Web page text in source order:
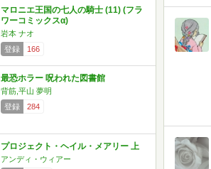
マロニエ王国の七人の騎士 (11) (フラ
ワーコミックスα)
岩本 ナオ
登録
166
最恐ホラー 呪われた図書館
背筋,平山 夢明
登録
284
プロジェクト・ヘイル・メアリー 上
アンディ・ウィアー